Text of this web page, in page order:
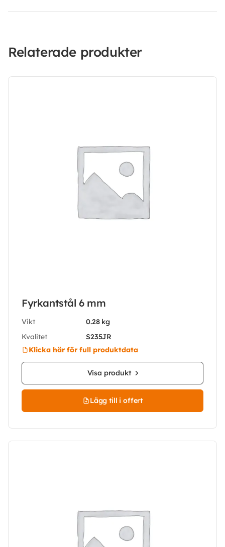
Relaterade produkter
Fyrkantstål 6 mm
Vikt
0.28 kg
Kvalitet
S235JR
Klicka här för full produktdata
Visa produkt
Lägg till i offert